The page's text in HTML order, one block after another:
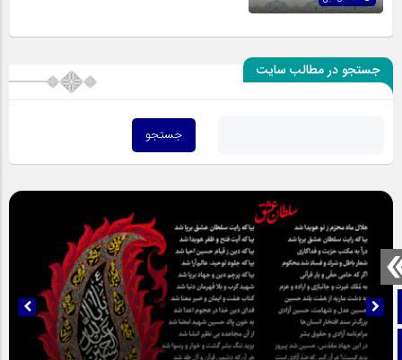
صفحه نخست
تماس با ما
جستجو در مطالب سایت